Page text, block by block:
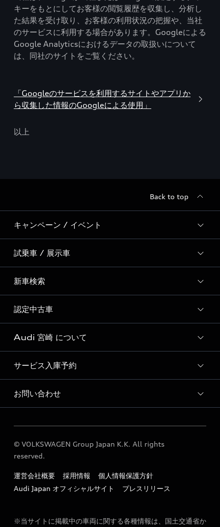
キーをもとにしてお客様の閲覧履歴を収集し、分析し
た結果を受け取り、お客様の利用状況の把握や、当社
のサービスに利用する場合があります。Googleによる
Google Analyticsにおけるデータの取扱いについて
は、同社のサイトをご覧ください。
「Googleのサービスを利用するサイトやアプリか
ら収集した情報のGoogleによる使用」
以上
Back to top
キャンペーン / イベント
全国統一イベント
ディーラー独自イベント
試乗車 / 展示車
試乗予約
試乗車・展示車一覧
新車検索
新車検索
認定中古車
Audi認定中古車検索
Audi 宮崎 について
Audi 宮崎 店舗情報
Audi 宮崎 運営会社概要
定期点検 / 車検 料金表
サービス入庫予約
Audi 宮崎 サービス入庫予約
お問い合わせ
各種お問い合わせ
© VOLKSWAGEN Group Japan K.K. All rights
reserved.
運営会社概要 採用情報
個人情報保護方針
Audi Japan オフィシャルサイト
プレスリリース
※当サイトに掲載中の車両に関する各種情報は、国土交通省か